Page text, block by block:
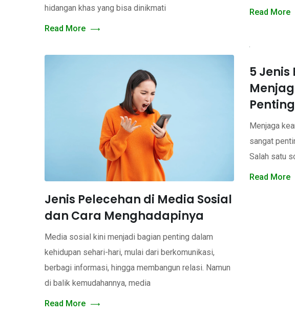
hidangan khas yang bisa dinikmati
Read More
Read More
Jenis Pelecehan di Media Sosial
dan Cara Menghadapinya
Media sosial kini menjadi bagian penting dalam
kehidupan sehari-hari, mulai dari berkomunikasi,
berbagi informasi, hingga membangun relasi. Namun
di balik kemudahannya, media
Read More
5
Penting
Menjaga
sangat
Salah satu
Read More